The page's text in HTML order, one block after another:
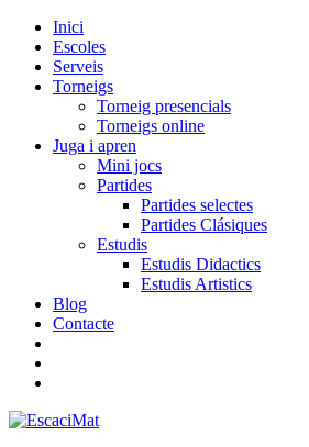
Inici
Escoles
Serveis
Torneigs
Torneig presencials
Torneigs online
Juga i apren
Mini jocs
Partides
Partides selectes
Partides Clásiques
Estudis
Estudis Didactics
Estudis Artistics
Blog
Contacte